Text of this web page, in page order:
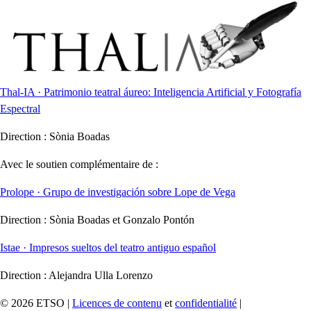
Thal-IA · Patrimonio teatral áureo: Inteligencia Artificial y Fotografía
Espectral
Direction : Sònia Boadas
Avec le soutien complémentaire de :
Prolope · Grupo de investigación sobre Lope de Vega
Direction : Sònia Boadas et Gonzalo Pontón
Istae · Impresos sueltos del teatro antiguo español
Direction : Alejandra Ulla Lorenzo
© 2026 ETSO | Licences de contenu et confidentialité |